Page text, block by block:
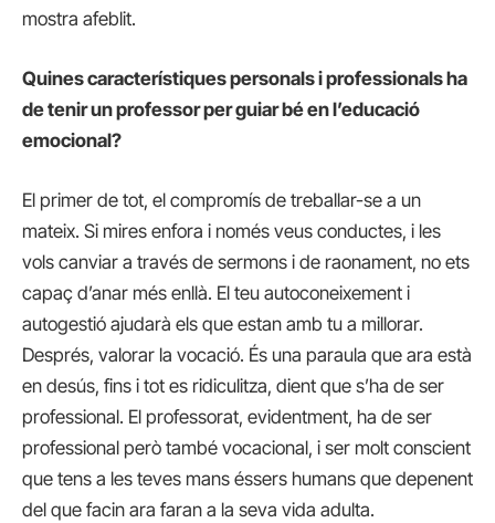
mostra afeblit.
Quines característiques personals i professionals ha
de tenir un professor per guiar bé en l’educació
emocional?
El primer de tot, el compromís de treballar-se a un
mateix. Si mires enfora i només veus conductes, i les
vols canviar a través de sermons i de raonament, no ets
capaç d’anar més enllà. El teu autoconeixement i
autogestió ajudarà els que estan amb tu a millorar.
Després, valorar la vocació. És una paraula que ara està
en desús, fins i tot es ridiculitza, dient que s’ha de ser
professional. El professorat, evidentment, ha de ser
professional però també vocacional, i ser molt conscient
que tens a les teves mans éssers humans que depenent
del que facin ara faran a la seva vida adulta.